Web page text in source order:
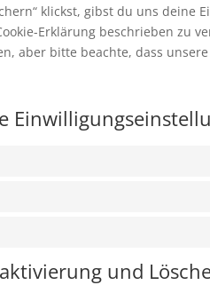
klickst, gibst du uns deine
Erklärung beschrieben zu
aber bitte beachte, dass
und